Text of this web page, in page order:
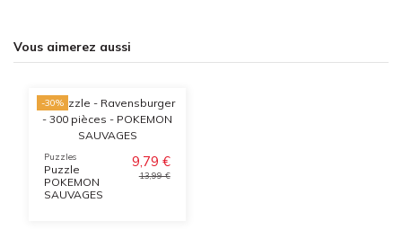
Vous aimerez aussi
-30%
Puzzles
Puzzle
POKEMON
SAUVAGES
9,79 €
13,99 €